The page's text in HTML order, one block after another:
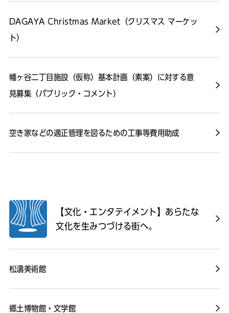
DAGAYA Christmas Market（クリスマス マーケッ
ト）
幡ヶ谷二丁目施設（仮称）基本計画（素案）に対する意
見募集（パブリック・コメント）
空き家などの適正管理を図るための工事等費用助成
【文化・エンタテイメント】あらたな
文化を生みつづける街へ。
松濤美術館
郷土博物館・文学館